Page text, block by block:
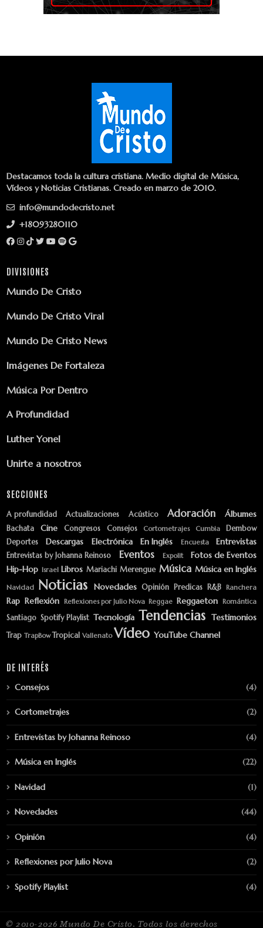
Destacamos toda la cultura cristiana. Medio digital de Música,
Vídeos y Noticias Cristianas. Creado en marzo de 2010.
info@mundodecristo.net
+18093280110
DIVISIONES
Mundo De Cristo
Mundo De Cristo Viral
Mundo De Cristo News
Imágenes De Fortaleza
Música Por Dentro
A Profundidad
Luther Yonel
Unirte a nosotros
SECCIONES
A profundidad Actualizaciones Acústico Adoración Álbumes
Bachata Cine Congresos Consejos Cortometrajes Cumbia
Dembow
Deportes
Descargas Electrónica En Inglés Encuesta Entrevistas
Entrevistas by Johanna Reinoso Eventos Expolit
Fotos de Eventos
Hip-Hop Israel Libros Mariachi Merengue Música Música en Inglés
Navidad Noticias Novedades Opinión Predicas R&B Ranchera
Rap Reflexión Reflexiones por Julio Nova Reggae Reggaeton Romántica
Santiago Spotify Playlist Tecnología Tendencias Testimonios
Trap TrapBow Tropical Vallenato Vídeo YouTube Channel
DE INTERÉS
Consejos (4)
Cortometrajes (2)
Entrevistas by Johanna Reinoso (4)
Música en Inglés (22)
Navidad (1)
Novedades (44)
Opinión (4)
Reflexiones por Julio Nova (2)
Spotify Playlist (4)
© 2010-2026 Mundo De Cristo. Todos los derechos